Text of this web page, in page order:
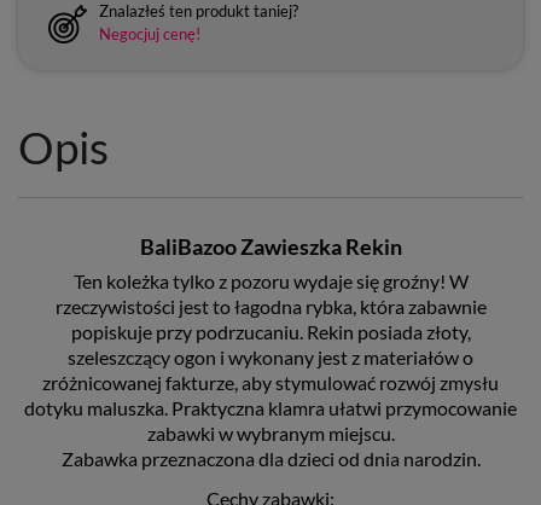
Znalazłeś ten produkt taniej?
Negocjuj cenę!
Opis
BaliBazoo Zawieszka Rekin
Ten koleżka tylko z pozoru wydaje się groźny! W
rzeczywistości jest to łagodna rybka, która zabawnie
popiskuje przy podrzucaniu. Rekin posiada złoty,
szeleszczący ogon i wykonany jest z materiałów o
zróżnicowanej fakturze, aby stymulować rozwój zmysłu
dotyku maluszka. Praktyczna klamra ułatwi przymocowanie
zabawki w wybranym miejscu.
Zabawka przeznaczona dla dzieci od dnia narodzin.
Cechy zabawki: